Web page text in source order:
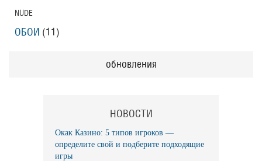
NUDE
ОБОИ (11)
обновления
НОВОСТИ
Окак Казино: 5 типов игроков —
определите свой и подберите подходящие
игры